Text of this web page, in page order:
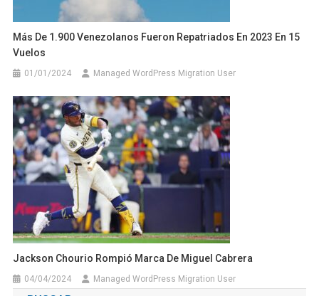
Más De 1.900 Venezolanos Fueron Repatriados En 2023 En 15
Vuelos
01/01/2024 Managed WordPress Migration User
Jackson Chourio Rompió Marca De Miguel Cabrera
04/04/2024 Managed WordPress Migration User